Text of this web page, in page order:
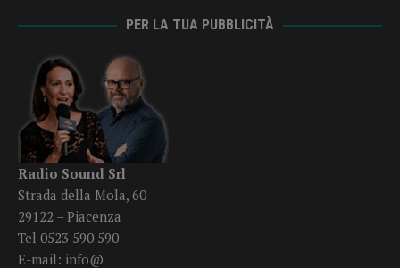
PER LA TUA PUBBLICITÀ
Radio Sound Srl
Strada della Mola, 60
29122 – Piacenza
Tel 0523 590 590
E-mail: info@